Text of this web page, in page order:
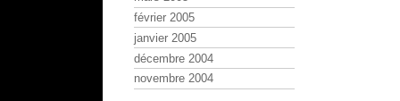
février 2005
janvier 2005
décembre 2004
novembre 2004